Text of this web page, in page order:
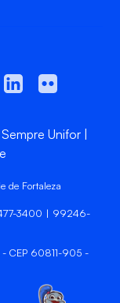
Sempre Unifor
de Fortaleza
3400 | 99246-
- CEP 60811-905 -